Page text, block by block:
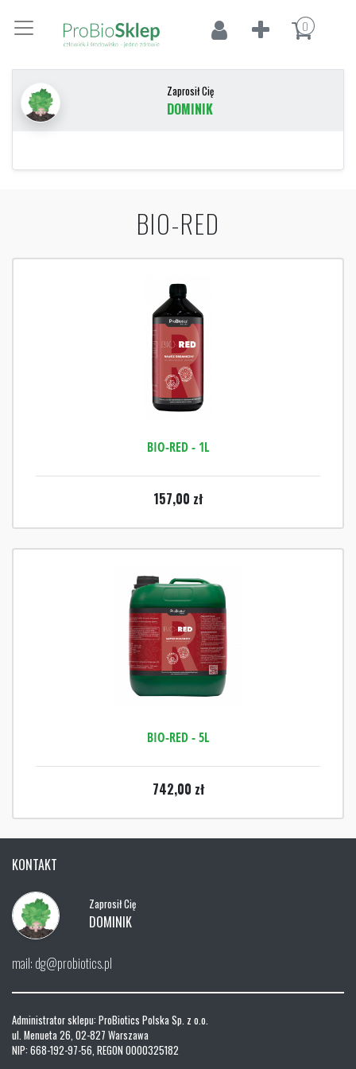
0
Zaprosił Cię
DOMINIK
BIO-RED
BIO-RED - 1L
157,00 zł
BIO-RED - 5L
742,00 zł
KONTAKT
Zaprosił Cię
DOMINIK
mail: dg@probiotics.pl
Administrator sklepu: ProBiotics Polska Sp. z o.o.
ul. Menueta 26, 02-827 Warszawa
NIP: 668-192-97-56, REGON 0000325182